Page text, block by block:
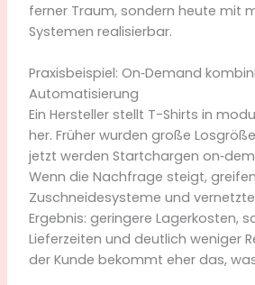
ferner Traum, sondern heute mit
Systemen realisierbar.
Praxisbeispiel: On‑Demand
Automatisierung
Ein Hersteller stellt T-Shirts in
her. Früher wurden große
jetzt werden Startchargen
Wenn die Nachfrage steigt,
Zuschneidesysteme und
Ergebnis: geringere Lagerkosten,
Lieferzeiten und deutlich weniger
der Kunde bekommt eher das,